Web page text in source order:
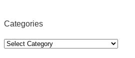
Categories
Categories